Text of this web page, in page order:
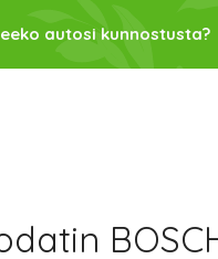
autosi kunnostusta?